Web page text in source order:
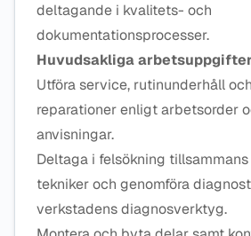
deltagande i kvalitets- och
dokumentationsprocesser.
Huvudsakliga
Utföra service, rutinunderhåll
reparationer enligt arbetsorder
anvisningar.
Deltaga i felsökning
tekniker och genomföra
verkstadens diagnosverktyg.